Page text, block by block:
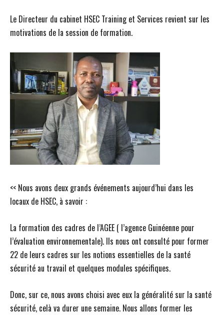
Le Directeur du cabinet HSEC Training et Services revient sur les
motivations de la session de formation.
<< Nous avons deux grands événements aujourd’hui dans les
locaux de HSEC, à savoir :
La formation des cadres de l’AGEE ( l’agence Guinéenne pour
l’évaluation environnementale). Ils nous ont consulté pour former
22 de leurs cadres sur les notions essentielles de la santé
sécurité au travail et quelques modules spécifiques.
Donc, sur ce, nous avons choisi avec eux la généralité sur la santé
sécurité, celà va durer une semaine. Nous allons former les